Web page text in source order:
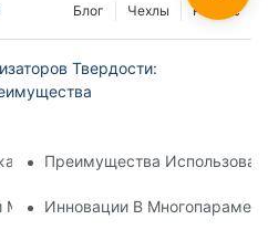
Ресурс
Чехлы
Блог
Твердости:
Анализатора Растворенного
Преимущества
Счетчик
Инновации В